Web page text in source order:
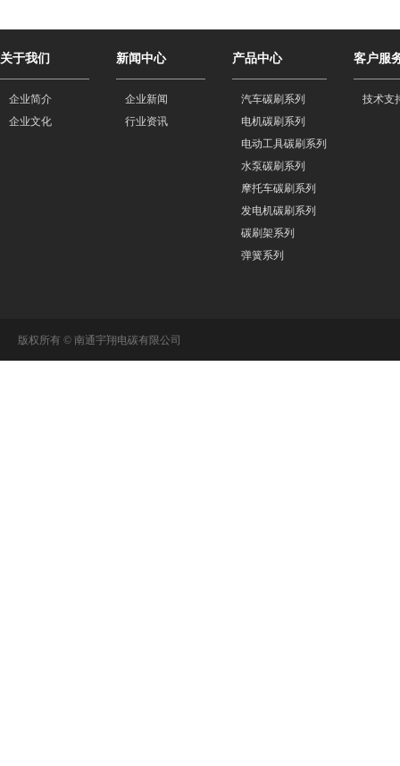
关于我们
企业简介
企业文化
新闻中心
企业新闻
行业资讯
产品中心
汽车碳刷系列
电机碳刷系列
电动工具碳刷系列
水泵碳刷系列
摩托车碳刷系列
发电机碳刷系列
碳刷架系列
弹簧系列
客户服
技术支
版权所有 © 南通宇翔电碳有限公司